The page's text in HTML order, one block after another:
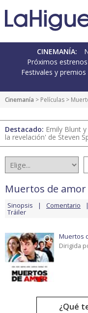
CINEMANÍA:
Próximos estrenos
Festivales y premios
Cinemanía > Películas >
Destacado: Emily Blunt
la revelación' de Steven
Muertos de amor
Sinopsis Comentario
Tráiler
Muertos
Dirigida
¿Qué